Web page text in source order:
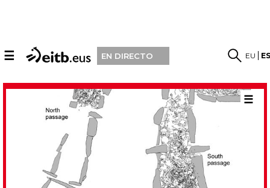
☰ EN DIRECTO EU
☰